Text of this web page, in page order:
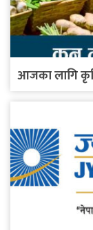
आजका लागि